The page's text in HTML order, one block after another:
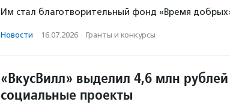
Им стал благотворительный фонд «Время
Новости · 16.07.2026 · Гранты и конкурсы
«ВкусВилл» выделил 4,6 млн
социальные проекты